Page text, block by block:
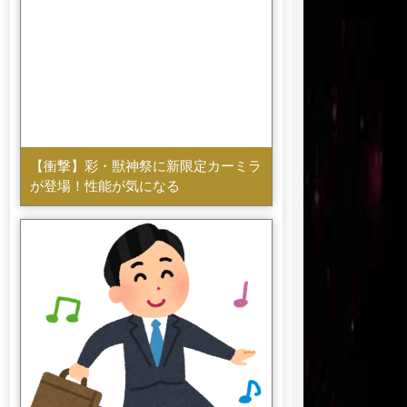
【衝撃】彩・獣神祭に新限定カーミラ
が登場！性能が気になる